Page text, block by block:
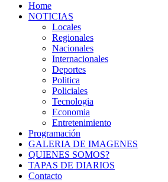
Home
NOTICIAS
Locales
Regionales
Nacionales
Internacionales
Deportes
Politica
Policiales
Tecnologia
Economia
Entretenimiento
Programación
GALERIA DE IMAGENES
QUIENES SOMOS?
TAPAS DE DIARIOS
Contacto